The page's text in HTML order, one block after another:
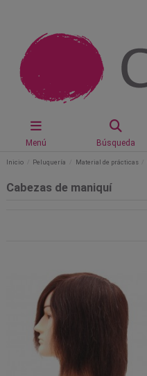
Menú Búsqueda
Inicio Peluquería Material de prácticas
Cabezas de maniquí